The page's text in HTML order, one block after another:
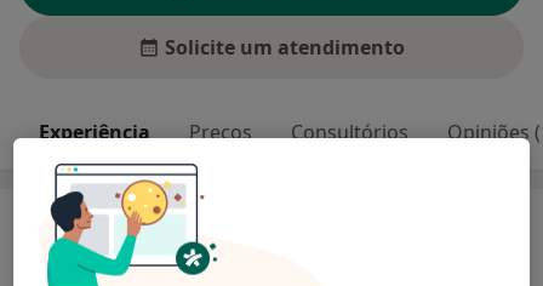
Solicite um atendimento
Experiência Preços Consultórios Opiniões
Experiência
Consulta online | Crianças, Jovens e Adultos